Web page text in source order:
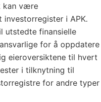
kan være
i APK.
utstedte finansielle
for å oppdatere
eieroversiktene til hvert
i tilknytning til
for andre typer